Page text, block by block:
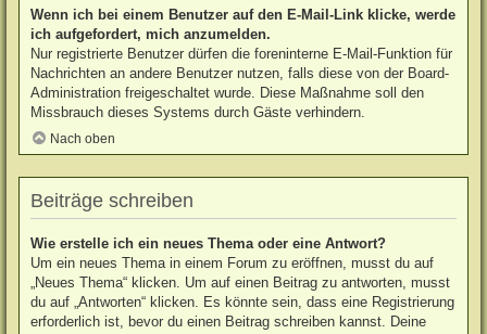
Wenn ich bei einem Benutzer auf den E-Mail-Link klicke, werde
ich aufgefordert, mich anzumelden.
Nur registrierte Benutzer dürfen die foreninterne E-Mail-Funktion für
Nachrichten an andere Benutzer nutzen, falls diese von der Board-
Administration freigeschaltet wurde. Diese Maßnahme soll den
Missbrauch dieses Systems durch Gäste verhindern.
Nach oben
Beiträge schreiben
Wie erstelle ich ein neues Thema oder eine Antwort?
Um ein neues Thema in einem Forum zu eröffnen, musst du auf
„Neues Thema“ klicken. Um auf einen Beitrag zu antworten, musst
du auf „Antworten“ klicken. Es könnte sein, dass eine Registrierung
erforderlich ist, bevor du einen Beitrag schreiben kannst. Deine